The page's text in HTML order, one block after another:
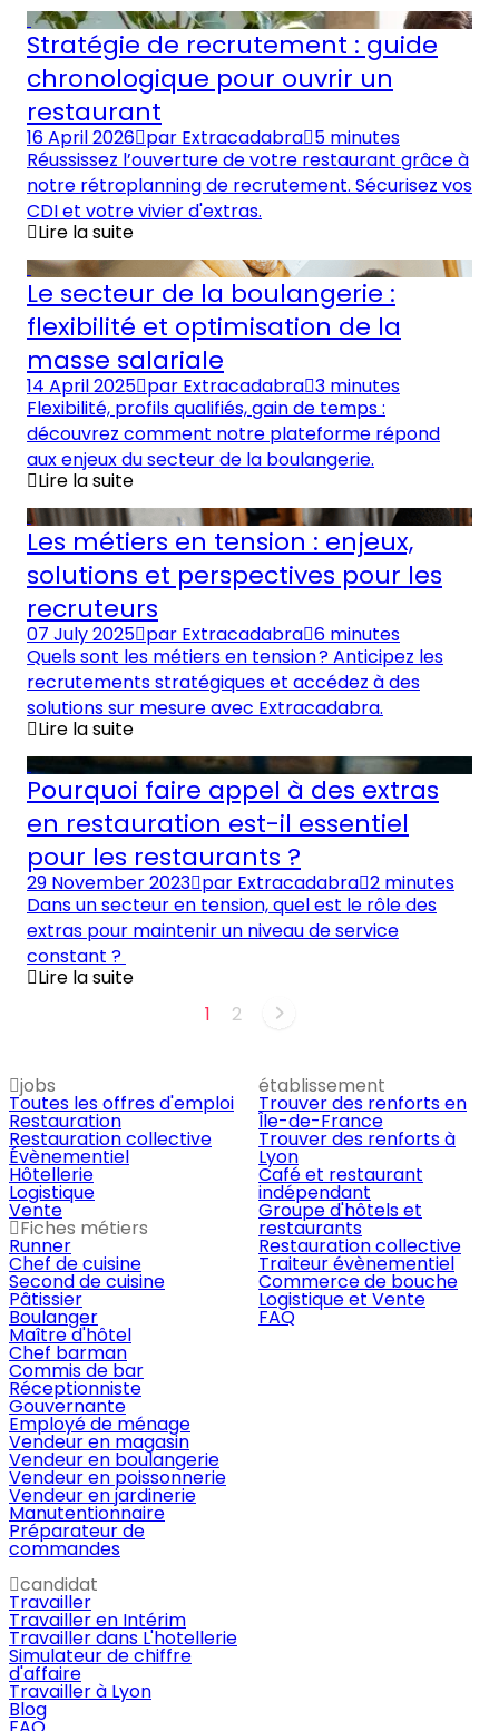
Stratégie de recrutement : guide
chronologique pour ouvrir un
restaurant
16 April 2026 par Extracadabra 5 minutes
Réussissez l’ouverture de votre restaurant grâce à
notre rétroplanning de recrutement. Sécurisez vos
CDI et votre vivier d'extras.
Lire la suite
Le secteur de la boulangerie :
flexibilité et optimisation de la
masse salariale
14 April 2025 par Extracadabra 3 minutes
Flexibilité, profils qualifiés, gain de temps :
découvrez comment notre plateforme répond
aux enjeux du secteur de la boulangerie.
Lire la suite
Les métiers en tension : enjeux,
solutions et perspectives pour les
recruteurs
07 July 2025 par Extracadabra 6 minutes
Quels sont les métiers en tension ? Anticipez les
recrutements stratégiques et accédez à des
solutions sur mesure avec Extracadabra.
Lire la suite
Pourquoi faire appel à des extras
en restauration est-il essentiel
pour les restaurants ?
29 November 2023 par Extracadabra 2 minutes
Dans un secteur en tension, quel est le rôle des
extras pour maintenir un niveau de service
constant ?
Lire la suite
1
2
jobs
Toutes les offres d'emploi
Restauration
Restauration collective
Évènementiel
Hôtellerie
Logistique
Vente
Fiches métiers
Runner
Chef de cuisine
Second de cuisine
Pâtissier
Boulanger
Maître d'hôtel
Chef barman
Commis de bar
Réceptionniste
Gouvernante
Employé de ménage
Vendeur en magasin
Vendeur en boulangerie
Vendeur en poissonnerie
Vendeur en jardinerie
Manutentionnaire
Préparateur de
commandes
établissement
Trouver des renforts en
Île-de-France
Trouver des renforts à
Lyon
Café et restaurant
indépendant
Groupe d'hôtels et
restaurants
Restauration collective
Traiteur évènementiel
Commerce de bouche
Logistique et Vente
FAQ
candidat
Travailler
Travailler en Intérim
Travailler dans L'hotellerie
Simulateur de chiffre
d'affaire
Travailler à Lyon
Blog